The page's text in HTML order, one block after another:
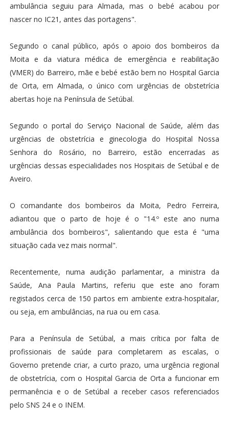
ambulância seguiu para Almada, mas o bebé acabou por
nascer no IC21, antes das portagens".
Segundo o canal público, após o apoio dos bombeiros da
Moita e da viatura médica de emergência e reabilitação
(VMER) do Barreiro, mãe e bebé estão bem no Hospital Garcia
de Orta, em Almada, o único com urgências de obstetrícia
abertas hoje na Península de Setúbal.
Segundo o portal do Serviço Nacional de Saúde, além das
urgências de obstetrícia e ginecologia do Hospital Nossa
Senhora do Rosário, no Barreiro, estão encerradas as
urgências dessas especialidades nos Hospitais de Setúbal e de
Aveiro.
O comandante dos bombeiros da Moita, Pedro Ferreira,
adiantou que o parto de hoje é o "14.º este ano numa
ambulância dos bombeiros", salientando que esta é "uma
situação cada vez mais normal".
Recentemente, numa audição parlamentar, a ministra da
Saúde, Ana Paula Martins, referiu que este ano foram
registados cerca de 150 partos em ambiente extra-hospitalar,
ou seja, em ambulâncias, na rua ou em casa.
Para a Península de Setúbal, a mais crítica por falta de
profissionais de saúde para completarem as escalas, o
Governo pretende criar, a curto prazo, uma urgência regional
de obstetrícia, com o Hospital Garcia de Orta a funcionar em
permanência e o de Setúbal a receber casos referenciados
pelo SNS 24 e o INEM.